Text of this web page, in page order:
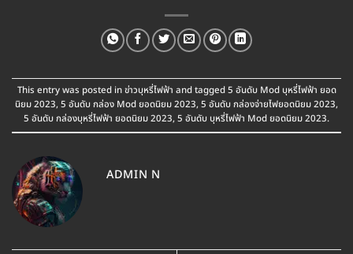
This entry was posted inข่าวบุหรี่ไฟฟ้า and tagged5 อันดับ Mod บุหรี่ไฟฟ้า ยอด
นิยม 2023, 5 อันดับ กล่อง Mod ยอดนิยม 2023, 5 อันดับ กล่องจ่ายไฟยอดนิยม 2023,
5 อันดับ กล่องบุหรี่ไฟฟ้า ยอดนิยม 2023, 5 อันดับ บุหรี่ไฟฟ้า Mod ยอดนิยม 2023.
ADMIN N